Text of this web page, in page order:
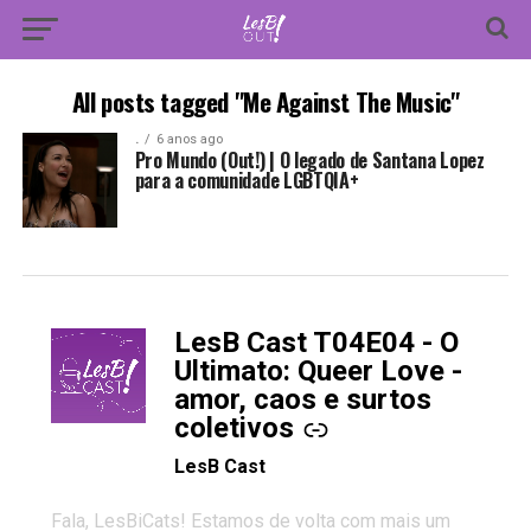
All posts tagged "Me Against The Music"
. 6 anos ago
Pro Mundo (Out!) | O legado de Santana Lopez
para a comunidade LGBTQIA+
LesB Cast T04E04 - O
Ultimato: Queer Love -
amor, caos e surtos
coletivos
-
LesB Cast
Fala, LesBiCats! Estamos de volta com mais um